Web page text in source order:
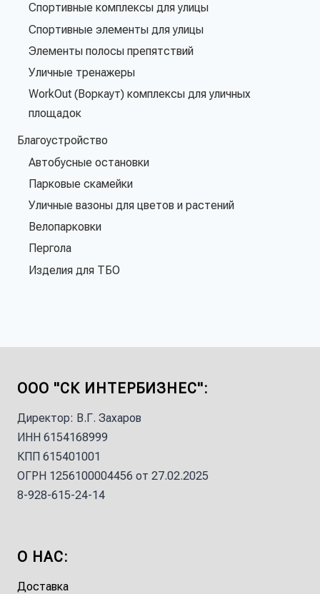
Спортивные комплексы для улицы
Спортивные элементы для улицы
Элементы полосы препятствий
Уличные тренажеры
WorkOut (Воркаут) комплексы для уличных
площадок
Благоустройство
Автобусные остановки
Парковые скамейки
Уличные вазоны для цветов и растений
Велопарковки
Пергола
Изделия для ТБО
ООО "СК ИНТЕРБИЗНЕС":
Директор: В.Г. Захаров
ИНН 6154168999
КПП 615401001
ОГРН 1256100004456 от 27.02.2025
8-928-615-24-14
О НАС:
Доставка